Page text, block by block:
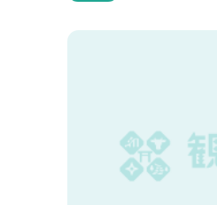
から名づけました。